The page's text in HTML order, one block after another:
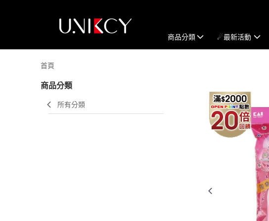
商品分類 ☄最新活動
首頁
商品分類
所有分類